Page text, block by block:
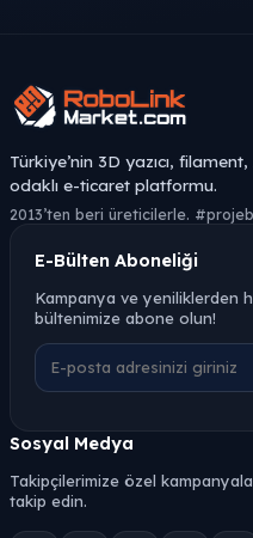
Türkiye’nin 3D yazıcı,
odaklı e-ticaret platformu.
2013’ten beri üreticilerle.
E-Bülten Aboneliği
Kampanya ve yeniliklerden
bültenimize abone olun!
Sosyal Medya
Takipçilerimize özel
takip edin.